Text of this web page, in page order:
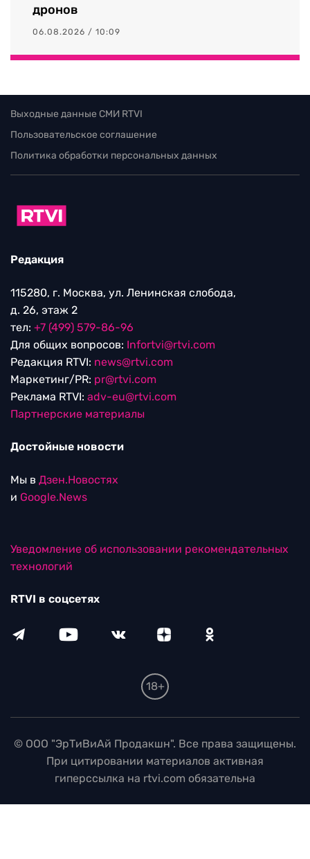
дронов
06.08.2026 / 10:09
Выходные данные СМИ RTVI
Пользовательское соглашение
Политика обработки персональных данных
Редакция
115280, г. Москва, ул. Ленинская слобода,
д. 26, этаж 2
тел: +7 (499) 579-86-96
Для общих вопросов: Infortvi@rtvi.com
Редакция RTVI: news@rtvi.com
Маркетинг/PR: pr@rtvi.com
Реклама RTVI: adv-eu@rtvi.com
Партнерские материалы
Достойные новости
Мы в Дзен.Новостях
и Google.News
Уведомление об использовании рекомендательных
технологий
RTVI в соцсетях
18+
© ООО "ЭрТиВиАй Продакшн". Все права защищены.
При цитировании материалов активная
гиперссылка на rtvi.com обязательна